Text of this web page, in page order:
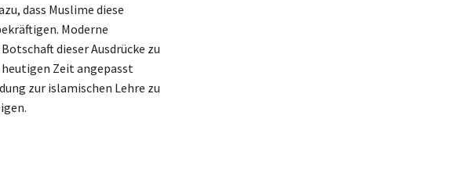
dass Muslime diese
Moderne
dieser Ausdrücke zu
Zeit angepasst
zur islamischen Lehre zu